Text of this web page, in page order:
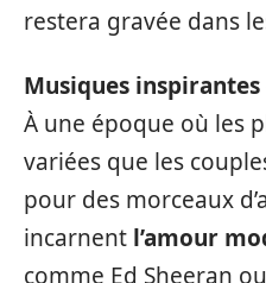
restera gravée dans
Musiques
À une époque où les
variées que les
pour des morceaux
incarnent l’amour
comme Ed Sheeran